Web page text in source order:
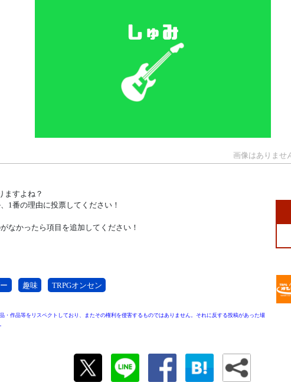
ますよね？
1番の理由に投票してください！
なかったら項目を追加してください！
趣味 TRPGオンセン
・作品等をリスペクトしており、またその権利を侵害するものではありません。それに反する投稿があった場